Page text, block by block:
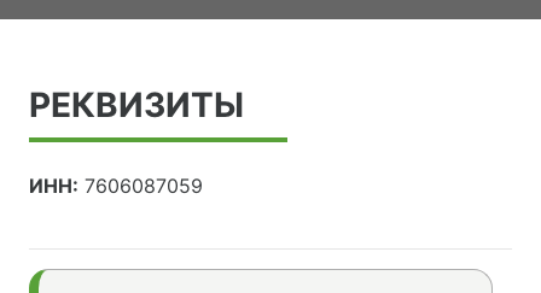
РЕКВИЗИТЫ
ИНН: 7606087059